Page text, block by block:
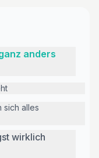
anders
sich alles
wirklich